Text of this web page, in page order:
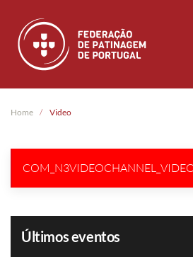
Skip to main content
Home Video
Últimos eventos